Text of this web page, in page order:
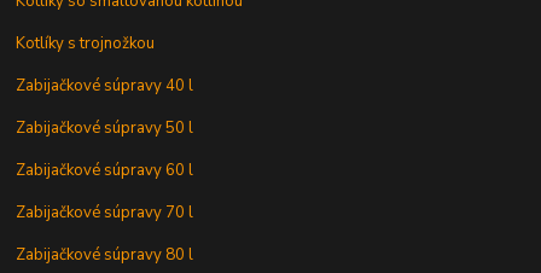
Kotlíky s trojnožkou
Zabijačkové súpravy 40 l
Zabijačkové súpravy 50 l
Zabijačkové súpravy 60 l
Zabijačkové súpravy 70 l
Zabijačkové súpravy 80 l